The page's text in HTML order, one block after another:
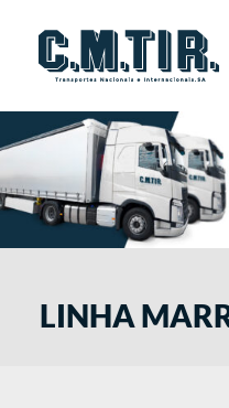
content
LINHA